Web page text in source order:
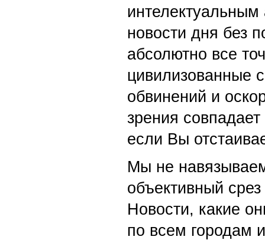
новости дня без
абсолютно все
цивилизованные
обвинений и
зрения
если Вы
Мы не
объективный
Новости, какие
по всем городам